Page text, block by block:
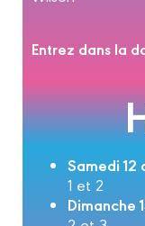
Entrez dans la
Samedi 12
1 et 2
Dimanche